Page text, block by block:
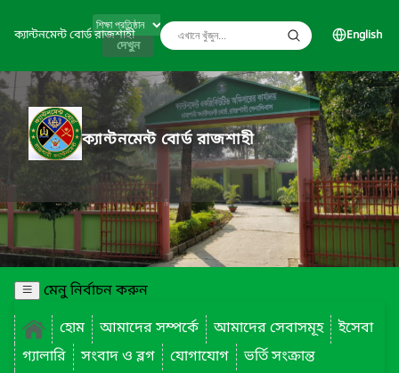
ক্যান্টনমেন্ট বোর্ড রাজশাহী
দেখুন
English
ক্যান্টনমেন্ট বোর্ড রাজশাহী
মেনু নির্বাচন করুন
হোম
আমাদের সম্পর্কে আমাদের সেবাসমূহ
ইসেবা
গ্যালারি
সংবাদ ও ব্লগ যোগাযোগ
ভর্তি সংক্রান্ত